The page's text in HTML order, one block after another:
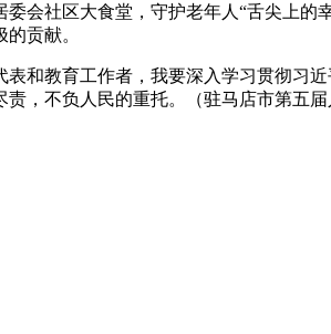
会社区大食堂，守护老年人“舌尖上
贡献。
教育工作者，我要深入学习贯彻习
，不负人民的重托。（驻马店市第五